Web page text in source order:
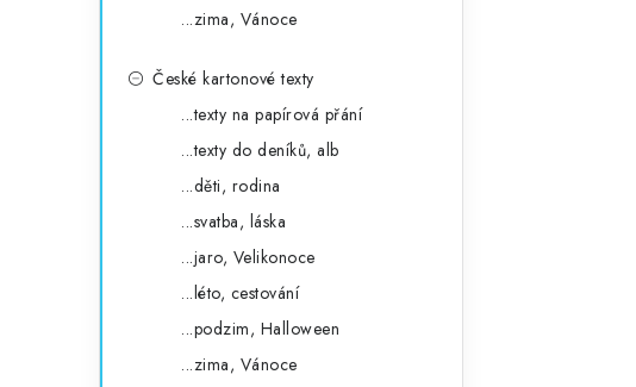
...zima, Vánoce
České kartonové texty
...texty na papírová přání
...texty do deníků, alb
...děti, rodina
...svatba, láska
...jaro, Velikonoce
...léto, cestování
...podzim, Halloween
...zima, Vánoce